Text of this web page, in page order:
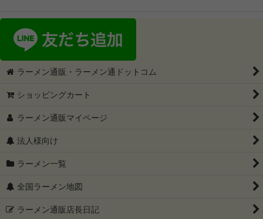
ラーメン通販・ラーメン通ドットコム
ショッピングカート
ラーメン通販マイページ
法人様向け
ラーメン一覧
全国ラーメン地図
ラーメン通販店長日記